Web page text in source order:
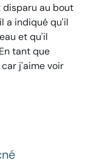
au bout
a indiqué qu'il
et qu'il
tant que
j'aime voir